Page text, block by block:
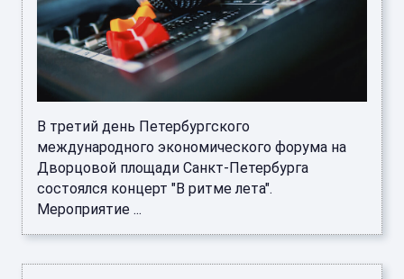
В третий день Петербургского
международного экономического форума на
Дворцовой площади Санкт-Петербурга
состоялся концерт "В ритме лета".
Мероприятие ...